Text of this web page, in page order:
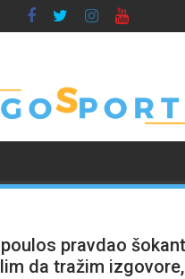
pravdao
da tražim